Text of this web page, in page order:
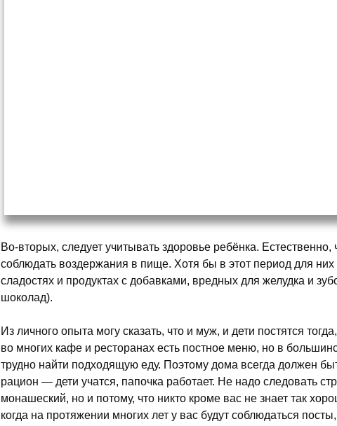
Во-вторых, следует учитывать здоровье ребёнка.
соблюдать воздержания в пище. Хотя бы в этот период для них
сладостях и продуктах с добавками, вредных для желудка и
шоколад).
Из личного опыта могу сказать, что и муж, и дети постятся
во многих кафе и ресторанах есть постное меню, но в
трудно найти подходящую еду. Поэтому дома всегда должен
рацион — дети учатся, папочка работает. Не надо следовать
монашеский, но и потому, что никто кроме вас не знает так
когда на протяжении многих лет у вас будут соблюдаться